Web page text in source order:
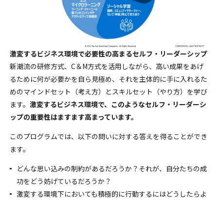
激変するビジネス環境で必要性の高まるセルフ・リーダーシップ
新潮流の研修方式、C＆M方式を活用しながら、高い成果をあげ
るために何が必要かを自ら見極め、それを主体的に手に入れるた
めのマインドセット（考え方）とスキルセット（やり方）を学び
ます。 激変するビジネス環境で、このようなセルフ・リーダーシ
ップの重要性はますます高まっています。
このプログラムでは、以下の問いに対する答えを得ることができ
ます。
どんな思い込みの制約があるだろうか？それが、自分たちの成
功をどう妨げているだろうか？
激変する環境下においても積極的に行動するにはどうしたらよ